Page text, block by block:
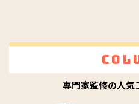
専門家監修の人気